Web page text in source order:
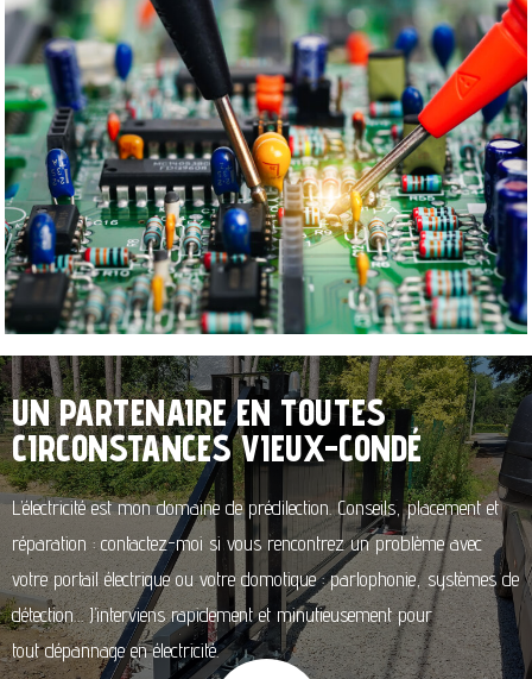
UN PARTENAIRE EN TOUTES
CIRCONSTANCES VIEUX-CONDÉ
L’électricité est mon domaine de prédilection. Conseils, placement et
réparation : contactez-moi si vous rencontrez un problème avec
votre portail électrique ou votre domotique : parlophonie, systèmes de
détection… J’interviens rapidement et minutieusement pour
tout dépannage en électricité.